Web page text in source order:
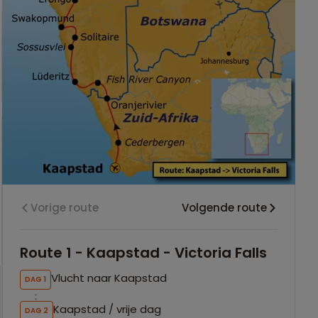
Route 1 - Kaapstad - Victoria Falls
DAG 1 Vlucht naar Kaapstad
DAG 2 Kaapstad / vrije dag
Vorige route Volgende route